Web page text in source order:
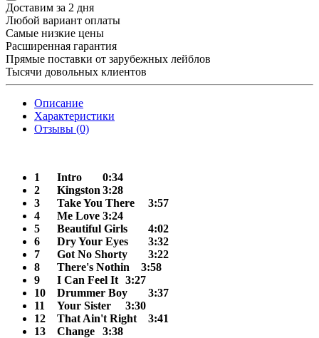
Доставим за 2 дня
Любой вариант оплаты
Самые низкие цены
Расширенная гарантия
Прямые поставки от зарубежных лейблов
Тысячи довольных клиентов
Описание
Характеристики
Отзывы (0)
1 Intro
0:34
2
Kingston 3:28
3
Take You There
3:57
4
Me Love 3:24
5
Beautiful Girls
4:02
6
Dry Your Eyes
3:32
7
Got No Shorty
3:22
8
There's Nothin 3:58
9
I Can Feel It 3:27
10
Drummer Boy
3:37
11
Your Sister
3:30
12
That Ain't Right
3:41
13
Change
3:38